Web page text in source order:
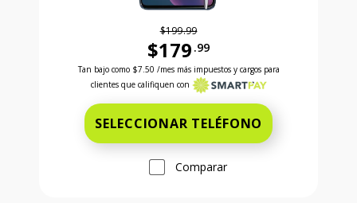
$199.99
$179 .99
Antes el precio era 199 dollars and 99 cents
Tan bajo como $7.50 /mes más impuestos y cargos para
clientes que califiquen con
SELECCIONAR TELÉFONO
Comparar